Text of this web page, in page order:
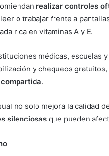
realizar controles
o trabajar frente a
rica en vitaminas A y E.
médicas, escuelas
y chequeos
.
no solo mejora la calidad
silenciosas que pueden